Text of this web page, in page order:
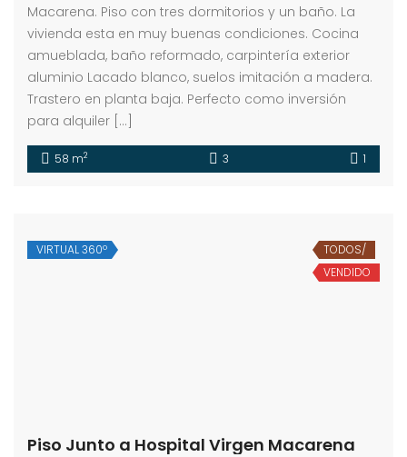
Macarena. Piso con tres dormitorios y un baño. La
vivienda esta en muy buenas condiciones. Cocina
amueblada, baño reformado, carpintería exterior
aluminio Lacado blanco, suelos imitación a madera.
Trastero en planta baja. Perfecto como inversión
para alquiler […]
58 m2 3 1
VIRTUAL 360º
TODOS/
VENDIDO
Piso Junto a Hospital Virgen Macarena